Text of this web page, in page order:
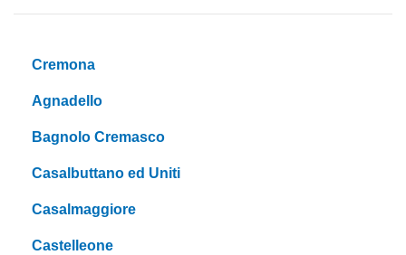
Cremona
Agnadello
Bagnolo Cremasco
Casalbuttano ed Uniti
Casalmaggiore
Castelleone